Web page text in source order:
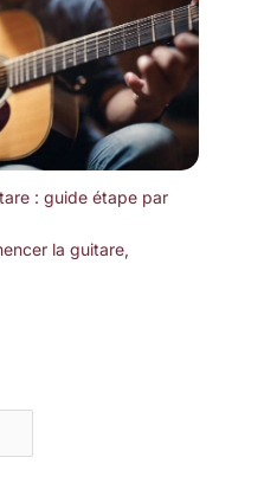
: guide étape par
la guitare,